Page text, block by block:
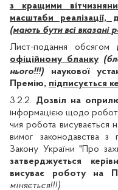
з кращими
масштаби реалізації,
(мають бути всі вказані
Лист-подання обсягом
офіційному бланку
нього!!!) наукової
Премію, підписується
3.2.2. Дозвіл на
інформацією щодо
чия робота висувається
вимог законодавства з
Закону України "Про
затверджується
висуває роботу на
міняється!!!).